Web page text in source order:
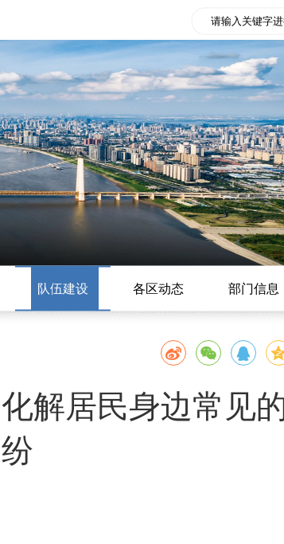
队伍建设 各区动态 部门信息
解居民身边常见